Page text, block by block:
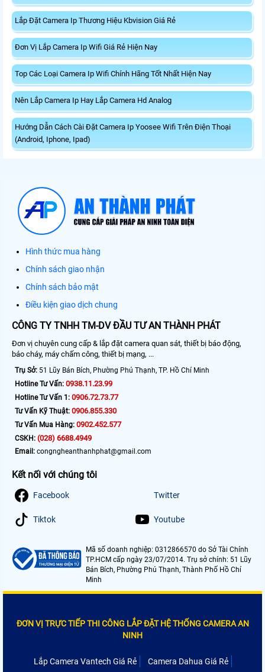
Lắp Đặt Camera Ip Thương Hiệu Kbvision Giá Rẻ
Đơn Vị Lắp Camera Ip Wifi Giá Rẻ Hiện Nay
Top Các Loại Camera Ip Wifi Chính Hãng Tốt Nhất Hiện Nay
Nên Lắp Camera Ip Hay Lắp Camera Hd Analog
Hướng Dẫn Cách Cài Đặt Camera Ip Yoosee Wifi Trên Điện Thoại
(Android, Iphone, Ipad)
Hình thức mua hàng
Chính sách giao nhận
Chính sách bảo mật
Điều kiện giao dịch chung
CÔNG TY TNHH TM-DV ĐẦU TƯ AN THÀNH PHÁT
Đơn vị chuyên cung cấp & lắp đặt camera quan sát, thiết bị báo động,
báo cháy, máy chấm công, thiết bị mạng, ...
Trụ Sở: 51 Lũy Bán Bích, Phường Phú Thạnh, TP. Hồ Chí Minh
Hotline Tư Vấn: 0938.11.23.99
Hotline Tư Vấn 1: 0906.72.73.77
Tư Vấn Kỹ Thuật: 0906.855.330
Tư Vấn Mua Hàng: 0902.452.577
CSKH: (028) 6688.4949
Email: congngheanthanhphat@gmail.com
Kết nối với chúng tôi
Facebook Twitter
Tiktok Youtube
Mã số doanh nghiệp: 0312866570 do Sở Tài Chính
TP.HCM cấp ngày 23/07/2014. Trụ sở chính: 51 Lũy
Bán Bích, Phường Phú Thạnh, Thành Phố Hồ Chí
Minh
ĐƠN VỊ TRỰC TIẾP THI CÔNG LẮP ĐẶT HỆ THỐNG CAMERA AN
NINH
Lắp Camera Vantech Giá Rẻ Camera Dahua Giá Rẻ